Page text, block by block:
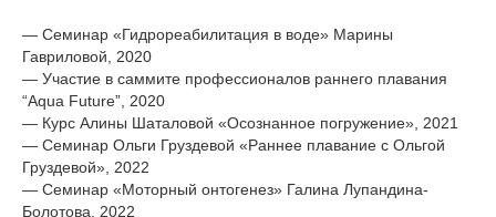
— Семинар «Гидрореабилитация в воде» Марины
Гавриловой, 2020
— Участие в саммите профессионалов раннего плавания
“Аqua Future”, 2020
— Курс Алины Шаталовой «Осознанное погружение», 2021
— Семинар Ольги Груздевой «Раннее плавание с Ольгой
Груздевой», 2022
— Семинар «Моторный онтогенез» Галина Лупандина-
Болотова, 2022